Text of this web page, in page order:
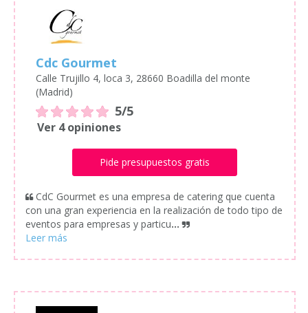
Cdc Gourmet
Calle Trujillo 4, loca 3, 28660 Boadilla del monte
(Madrid)
5/5
Ver 4 opiniones
Pide presupuestos gratis
CdC Gourmet es una empresa de catering que cuenta
con una gran experiencia en la realización de todo tipo de
eventos para empresas y particu...